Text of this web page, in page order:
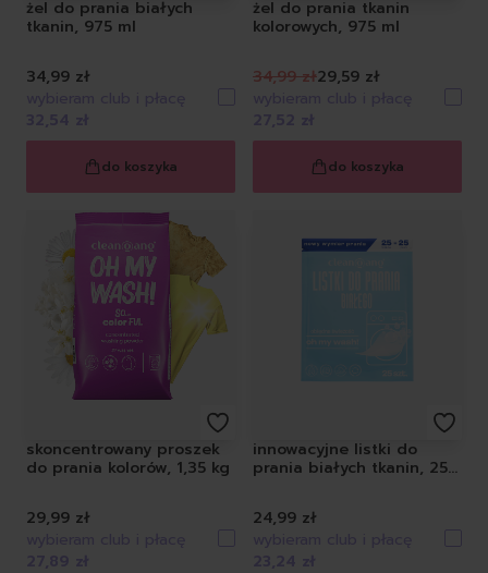
żel do prania białych
tkanin, 975 ml
34,99 zł
do koszyka
żel do prania tkanin
kolorowych, 975 ml
34,99 zł29,59 zł
do koszyka
skoncentrowany proszek
do prania kolorów, 1,35 kg
29,99 zł
innowacyjne listki do
prania białych tkanin, 25
24,99 zł